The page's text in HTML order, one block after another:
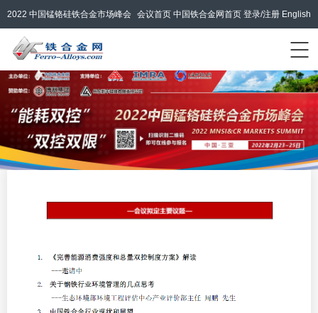
2022 中国锰铬硅铁合金市场峰会 会议首页 中国铁合金网首页 登录/注册 English